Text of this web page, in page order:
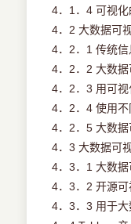
4．1．4 可视
4．2 大数据可
4．2．1 传统
4．2．2 大数
4．2．3 用可
4．2．4 使用
4．2．5 大数
4．3 大数据可
4．3．1 大数
4．3．2 开源
4．3．3 用于